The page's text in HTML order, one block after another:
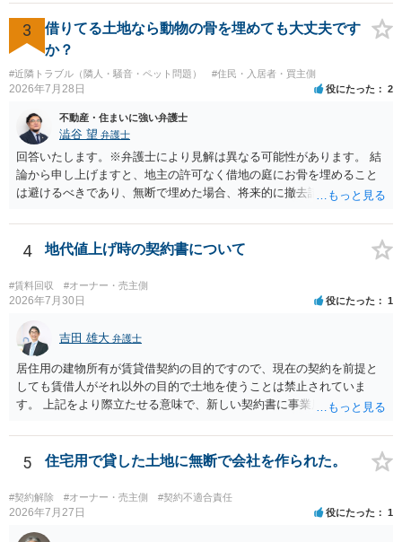
れますが、これは法的な保証ではありません。 ただ、解除まで認めら
れるかどうかについては信頼関係が破壊されたかどうかで判断されま
すので、建物を事務所・店舗用に大きく改築する等までなさらない限
り、リスクはそれほど大きくないかもしれません。 しかしそれでも、
大家さんが契約違反を口実に、将来の更新時に更新料の上乗せを要求
したり、立ち退きを迫る材料に使ったりする可能性は否定できませ
ん。
3
借りてる土地なら動物の骨を埋めても大丈夫です
か？
#近隣トラブル（隣人・騒音・ペット問題） #住民・入居者・買主側
2026年7月28日 役にたった 2
不動産・住まいに強い弁護士
澁谷 望 弁護士
回答いたします。※弁護士により見解は異なる可能性があります。 結
論から申し上げますと、地主の許可なく借地の庭にお骨を埋めること
は避けるべきであり、無断で埋めた場合、将来的に撤去請求や退去時
上、自分のペットの遺骨を埋める行為自体は墓地埋葬法違反や不法投
棄には該当しないため、犯罪になるわけではありません。しかし、建
ります。そのため、地主に無断でお骨を埋める行為は、他人の所有権
を侵害する行為や、借地人としての善管注意義務違反とみなされる可
事前に地主へ相談して許可を得るか、土地に直接埋めずに大きめの鉢
植え等で供養する「プランター葬」や、ペット霊園等への納骨を検討
されるのが確実かと思います。
4 地代値上げ時の契約書について
#賃料回収 #オーナー・売主側
2026年7月30日 役にたった 1
吉田 雄大 弁護士
居住用の建物所有が賃貸借契約の目的ですので、現在の契約を前提と
しても賃借人がそれ以外の目的で土地を使うことは禁止されていま
す。 上記をより際立たせる意味で、新しい契約書に事業用として用い
交渉である以上賃借人が拒んだ場合には入りませんが、提案するのは
良い方法と思います。
5 住宅用で貸した土地に無断で会社を作られた。
#契約解除 #オーナー・売主側 #契約不適合責任
2026年7月27日 役にたった 1